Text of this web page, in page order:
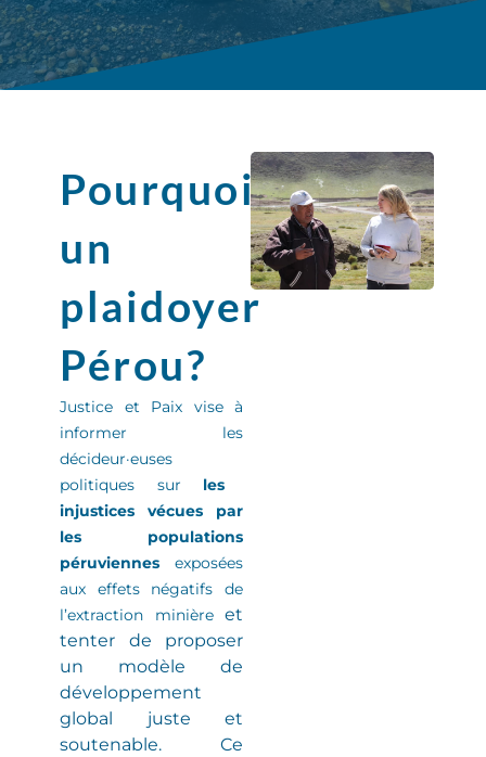
Pourquoi
un
plaidoyer
Pérou?
Justice et Paix vise à
informer les
décideur·euses
politiques sur les
injustices vécues par
les populations
péruviennes exposées
aux effets négatifs de
l’extraction minière et
tenter de proposer
un modèle de
développement
global juste et
soutenable. Ce